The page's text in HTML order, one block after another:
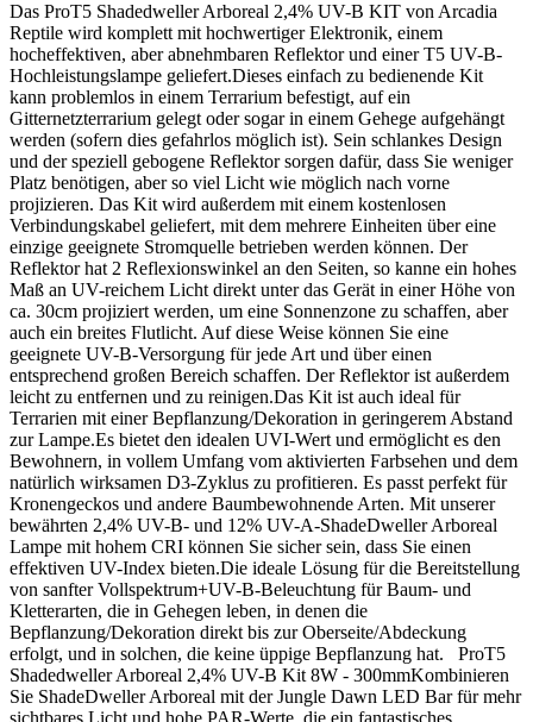
Das ProT5 Shadedweller Arboreal 2,4% UV-B KIT von Arcadia
Reptile wird komplett mit hochwertiger Elektronik, einem
hocheffektiven, aber abnehmbaren Reflektor und einer T5 UV-B-
Hochleistungslampe geliefert.Dieses einfach zu bedienende Kit
kann problemlos in einem Terrarium befestigt, auf ein
Gitternetzterrarium gelegt oder sogar in einem Gehege aufgehängt
werden (sofern dies gefahrlos möglich ist). Sein schlankes Design
und der speziell gebogene Reflektor sorgen dafür, dass Sie weniger
Platz benötigen, aber so viel Licht wie möglich nach vorne
projizieren. Das Kit wird außerdem mit einem kostenlosen
Verbindungskabel geliefert, mit dem mehrere Einheiten über eine
einzige geeignete Stromquelle betrieben werden können. Der
Reflektor hat 2 Reflexionswinkel an den Seiten, so kanne ein hohes
Maß an UV-reichem Licht direkt unter das Gerät in einer Höhe von
ca. 30cm projiziert werden, um eine Sonnenzone zu schaffen, aber
auch ein breites Flutlicht. Auf diese Weise können Sie eine
geeignete UV-B-Versorgung für jede Art und über einen
entsprechend großen Bereich schaffen. Der Reflektor ist außerdem
leicht zu entfernen und zu reinigen.Das Kit ist auch ideal für
Terrarien mit einer Bepflanzung/Dekoration in geringerem Abstand
zur Lampe.Es bietet den idealen UVI-Wert und ermöglicht es den
Bewohnern, in vollem Umfang vom aktivierten Farbsehen und dem
natürlich wirksamen D3-Zyklus zu profitieren. Es passt perfekt für
Kronengeckos und andere Baumbewohnende Arten. Mit unserer
bewährten 2,4% UV-B- und 12% UV-A-ShadeDweller Arboreal
Lampe mit hohem CRI können Sie sicher sein, dass Sie einen
effektiven UV-Index bieten.Die ideale Lösung für die Bereitstellung
von sanfter Vollspektrum+UV-B-Beleuchtung für Baum- und
Kletterarten, die in Gehegen leben, in denen die
Bepflanzung/Dekoration direkt bis zur Oberseite/Abdeckung
erfolgt, und in solchen, die keine üppige Bepflanzung hat. ProT5
Shadedweller Arboreal 2,4% UV-B Kit 8W - 300mmKombinieren
Sie ShadeDweller Arboreal mit der Jungle Dawn LED Bar für mehr